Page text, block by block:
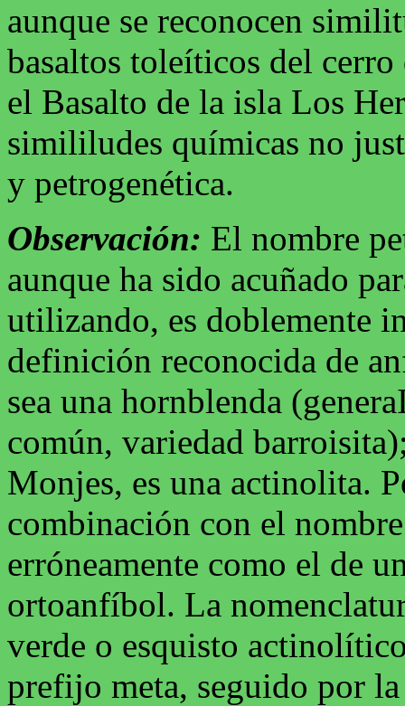
aunque se reconocen
basaltos toleíticos del cerro
el Basalto de la isla Los
simililudes químicas no
y petrogenética.
Observación: El nombre
aunque ha sido acuñado
utilizando, es doblemente
definición reconocida de
sea una hornblenda
común, variedad
Monjes, es una actinolita.
combinación con el
erróneamente como el de
ortoanfíbol. La
verde o esquisto
prefijo meta, seguido por